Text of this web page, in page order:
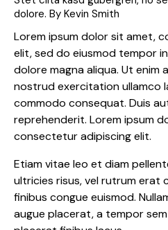
dolore. By Kevin Smith
Lorem ipsum dolor sit amet,
elit, sed do eiusmod tempor
dolore magna aliqua. Ut enim
nostrud exercitation ullamco
commodo consequat. Duis
reprehenderit. Lorem ipsum
consectetur adipiscing elit.
Etiam vitae leo et diam
ultricies risus, vel rutrum erat
finibus congue euismod.
augue placerat, a tempor